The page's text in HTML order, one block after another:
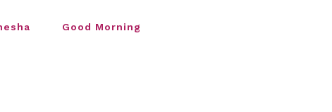
Good Morning